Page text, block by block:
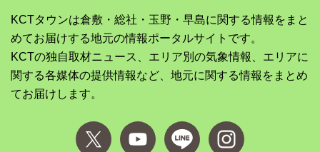
KCTタウンは倉敷・総社・玉野・早島に関する情報をまと
めてお届けする地元の情報ポータルサイトです。
KCTの独自取材ニュース、エリア別の気象情報、エリアに
関する各媒体の提供情報など、地元に関する情報をまとめ
てお届けします。